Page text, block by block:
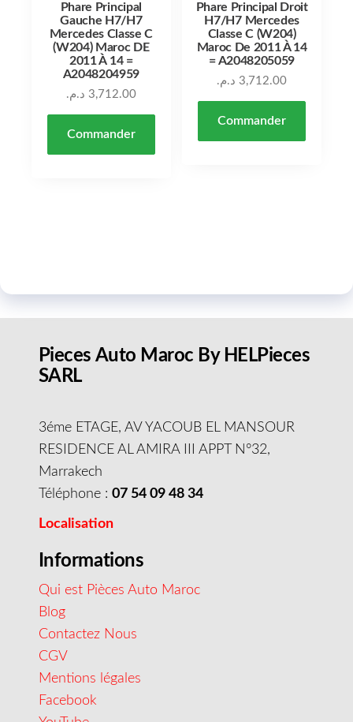
Phare Principal
Gauche H7/H7
Mercedes Classe C
(W204) Maroc DE
2011 À 14 =
A2048204959
3,712.00 د.م.
Commander
Phare Principal Droit
H7/H7 Mercedes
Classe C (W204)
Maroc De 2011 À 14
= A2048205059
3,712.00 د.م.
Commander
Pieces Auto Maroc By HELPieces
SARL
3éme ETAGE, AV YACOUB EL MANSOUR
RESIDENCE AL AMIRA III APPT N°32,
Marrakech
Téléphone : 07 54 09 48 34
Localisation
Informations
Qui est Pièces Auto Maroc
Blog
Contactez Nous
CGV
Mentions légales
Facebook